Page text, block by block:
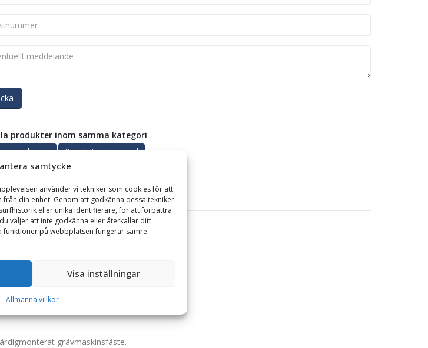
samtycke
använder vi tekniker som cookies för att
din enhet. Genom att godkänna dessa tekniker
eller unika identifierare, för att förbättra
väljer att inte godkänna eller återkallar ditt
funktioner på webbplatsen fungerar sämre.
Visa inställningar
Allmänna villkor
produkter inom samma kategori
Populärt entreprenad
vikt 165 kg
metallhantering m.m.
grävmaskinsfäste.